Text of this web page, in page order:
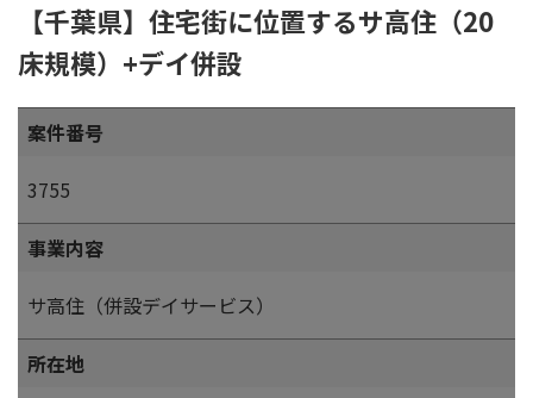
【千葉県】住宅街に位置するサ高住（20
床規模）+デイ併設
案件番号
3755
事業内容
サ高住（併設デイサービス）
所在地